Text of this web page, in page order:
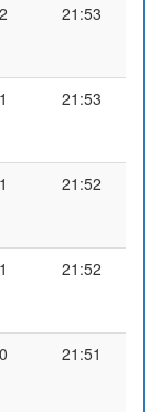
21:53
21:53
21:52
21:52
21:51